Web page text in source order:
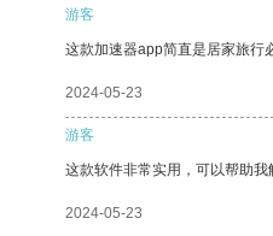
游客
这款加速器app简直是居家旅行
2024-05-23
游客
这款软件非常实用，可以帮助我
2024-05-23